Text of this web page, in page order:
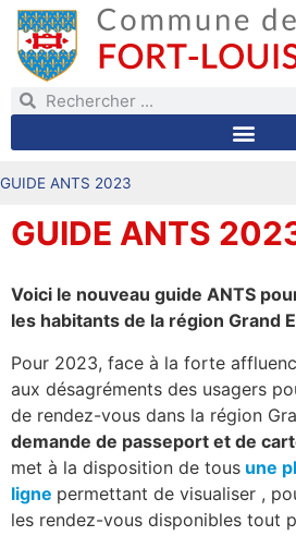
GUIDE ANTS 2023
GUIDE ANTS
Voici le nouveau guide ANTS
les habitants de la région Grand
Pour 2023, face à la forte
aux désagréments des usagers
de rendez-vous dans la région
demande de passeport et de
met à la disposition de tous une
ligne permettant de visualiser ,
les rendez-vous disponibles tout